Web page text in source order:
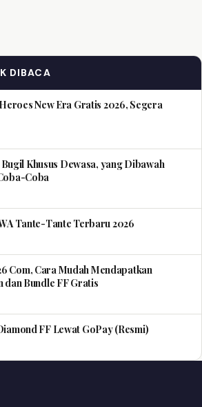
DIBACA
New Era Gratis 2026, Segera
Khusus Dewasa, yang Dibawah
Coba
Tante-Tante Terbaru 2026
Com, Cara Mudah Mendapatkan
dan Bundle FF Gratis
FF Lewat GoPay (Resmi)